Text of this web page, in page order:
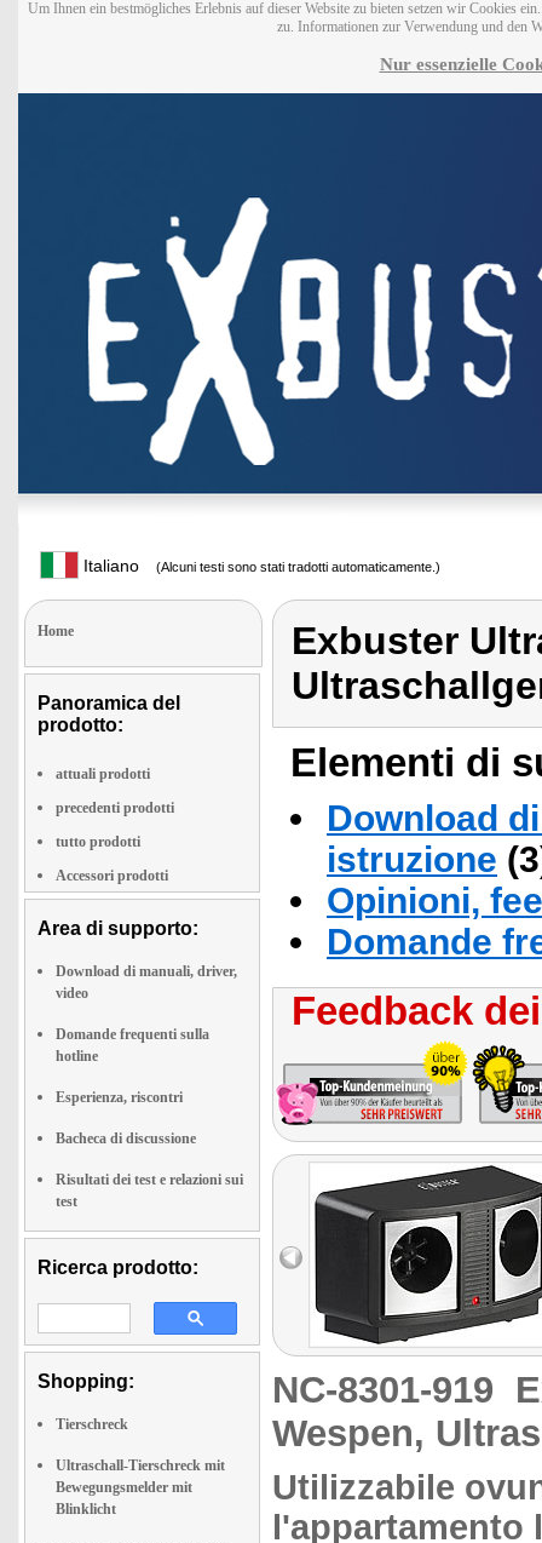
Um Ihnen ein bestmögliches Erlebnis auf dieser Website zu bieten setzen wir Cookies
zu. Informationen zur Verwendung und den
Nur essenzielle
Italiano (Alcuni testi sono stati tradotti automaticamente.)
Home
Panoramica del
prodotto:
attuali prodotti
precedenti prodotti
tutto prodotti
Accessori prodotti
Area di supporto:
Download di manuali, driver,
video
Domande frequenti sulla
hotline
Esperienza, riscontri
Bacheca di discussione
Risultati dei test e relazioni sui
test
Ricerca prodotto:
Shopping:
Tierschreck
Ultraschall-Tierschreck mit
Bewegungsmelder mit
Blinklicht
Exbuster
Elementi di
Download
istruzione
Opinioni,
Domande
Feedback
NC-8301-919
Wespen,
Utilizzabile
l'appartamento